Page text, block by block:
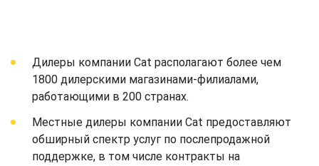
Дилеры компании Cat располагают более чем
1800 дилерскими магазинами-филиалами,
работающими в 200 странах.
Местные дилеры компании Cat предоставляют
обширный спектр услуг по послепродажной
поддержке, в том числе контракты на